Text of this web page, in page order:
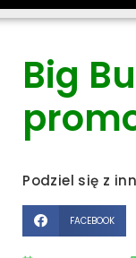
Big
Podziel się z
FACEBOOK